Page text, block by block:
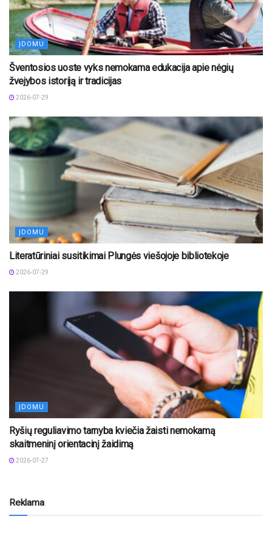
ĮDOMU
Šventosios uoste vyks nemokama edukacija apie nėgių
žvejybos istoriją ir tradicijas
2026-07-29
ĮDOMU
Literatūriniai susitikimai Plungės viešojoje bibliotekoje
2026-07-29
ĮDOMU
Ryšių reguliavimo tarnyba kviečia žaisti nemokamą
skaitmeninį orientacinį žaidimą
2026-07-27
Reklama